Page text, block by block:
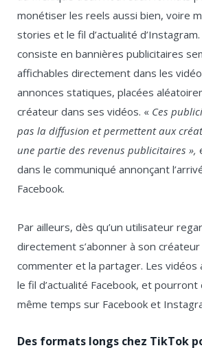
monétiser les reels aussi bien, voire
stories et le fil d’actualité
consiste en bannières publicitaires
affichables directement dans les
annonces statiques, placées
créateur dans ses vidéos. « Ces
pas la diffusion et permettent aux
une partie des revenus publicitaires »,
dans le communiqué annonçant
Facebook.
Par ailleurs, dès qu’un utilisateur
directement s’abonner à son
commenter et la partager. Les vidéos
le fil d’actualité Facebook, et
même temps sur Facebook et
Des formats longs chez TikTok